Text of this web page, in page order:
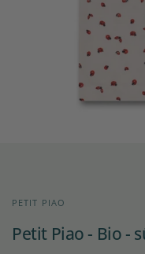
PETIT PIAO
Petit Piao - Bio -